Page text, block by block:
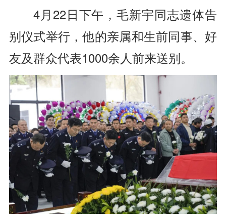
4月22日下午，毛新宇同志遗体告
别仪式举行，他的亲属和生前同事、好
友及群众代表1000余人前来送别。